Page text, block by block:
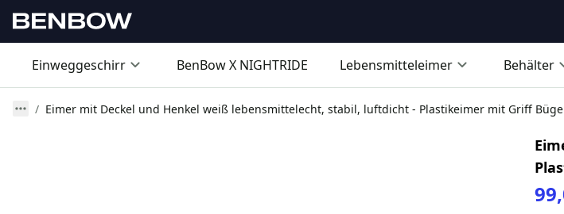
Einweggeschirr BenBow X NIGHTRIDE Lebensmitteleimer Behälter
Eimer mit Deckel und Henkel weiß lebensmittelecht, stabil, luftdicht - Plastikeimer mit Griff